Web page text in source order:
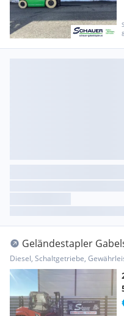
Geländestapler
Diesel, Schaltgetriebe,